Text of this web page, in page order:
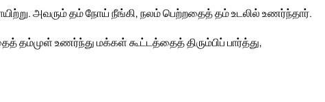
அவரும் தம் நோய் நீங்கி, நலம் பெற்றதைத் தம் உடலில் உணர்ந்தார்.
தம்முள் உணர்ந்து மக்கள் கூட்டத்தைத் திரும்பிப் பார்த்து,